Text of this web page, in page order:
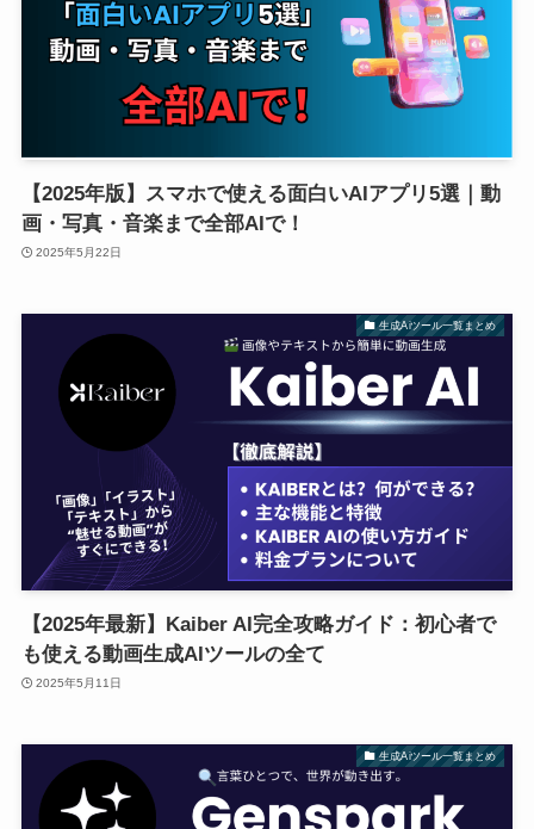
【2025年版】スマホで使える面白いAIアプリ5選｜動
画・写真・音楽まで全部AIで！
2025年5月22日
生成Aiツール一覧まとめ
【2025年最新】Kaiber AI完全攻略ガイド：初心者で
も使える動画生成AIツールの全て
2025年5月11日
生成Aiツール一覧まとめ